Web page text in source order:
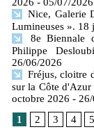
Nice, Galerie
Lumineuses ». 18
8e Biennale
Philippe
26/06/2026
Fréjus, cloitre
sur la Côte d'Azur
octobre 2026 -
1
2 3 4 5